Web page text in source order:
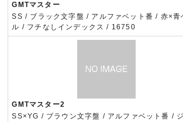
GMTマスター
SS / ブラック文字盤 / アルファベット番 / 赤×青
ル / フチなしインデックス / 16750
GMTマスター2
SS×YG / ブラウン文字盤 / アルファベット番 /